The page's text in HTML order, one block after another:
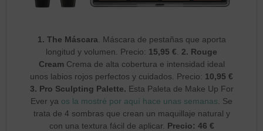
1. The Máscara . Máscara de pestañas que aporta
longitud y volumen. Precio: 15,95 € 2. Rouge
CreamCrema de alta cobertura e intensidad ideal
unos labios rojos perfectos y cuidados. Precio: 10,95 €
3. Pro Sculpting Palette. Esta Paleta de Make Up For
Ever ya os la mostré por aquí hace unas semanas . Se
trata de 4 sombras que crean un maquillaje natural y
con una textura fácil de aplicar. Precio: 46 €